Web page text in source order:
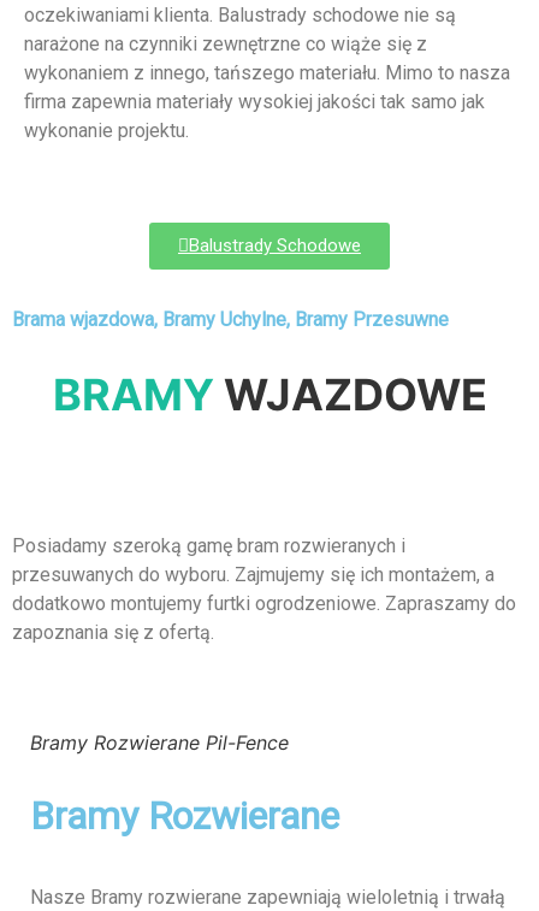
oczekiwaniami klienta. Balustrady schodowe nie są
narażone na czynniki zewnętrzne co wiąże się z
wykonaniem z innego, tańszego materiału. Mimo to nasza
firma zapewnia materiały wysokiej jakości tak samo jak
wykonanie projektu.
Balustrady Schodowe
Brama wjazdowa, Bramy Uchylne, Bramy Przesuwne
BRAMY WJAZDOWE
Posiadamy szeroką gamę bram rozwieranych i
przesuwanych do wyboru. Zajmujemy się ich montażem, a
dodatkowo montujemy furtki ogrodzeniowe. Zapraszamy do
zapoznania się z ofertą.
Bramy Rozwierane Pil-Fence
Bramy Rozwierane
Nasze Bramy rozwierane zapewniają wieloletnią i trwałą